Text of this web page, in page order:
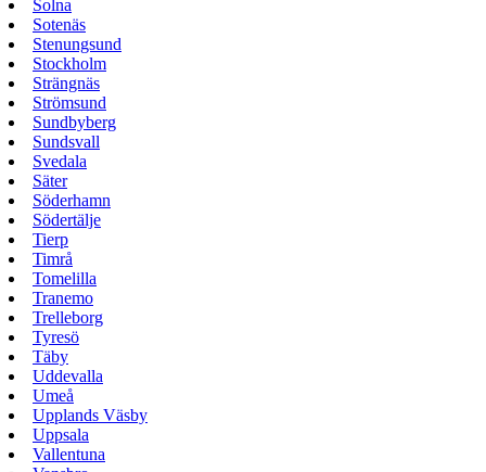
Solna
Sotenäs
Stenungsund
Stockholm
Strängnäs
Strömsund
Sundbyberg
Sundsvall
Svedala
Säter
Söderhamn
Södertälje
Tierp
Timrå
Tomelilla
Tranemo
Trelleborg
Tyresö
Täby
Uddevalla
Umeå
Upplands Väsby
Uppsala
Vallentuna